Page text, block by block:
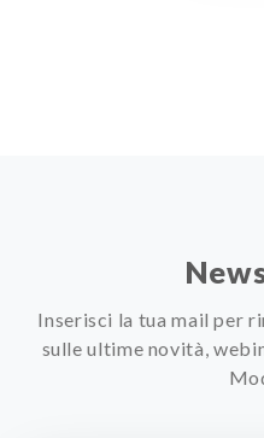
Inserisci la tua mail per
sulle ultime novità,